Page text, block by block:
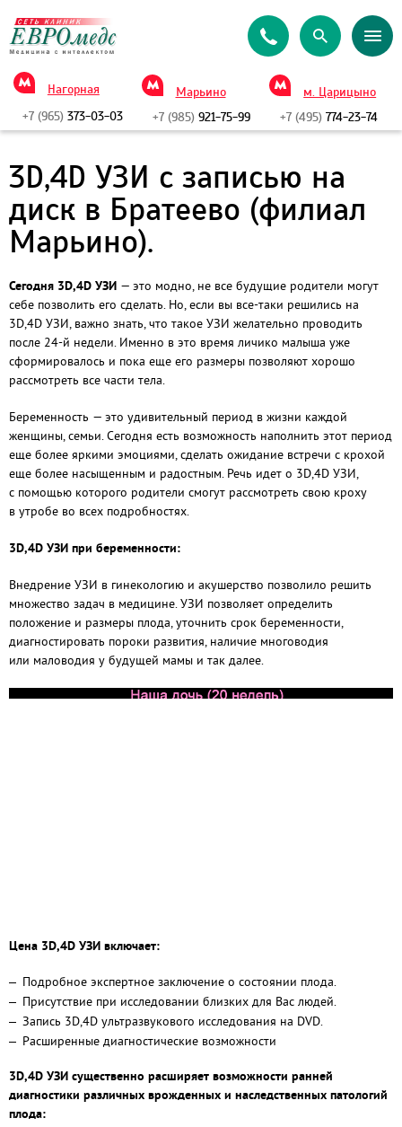
Нагорная
+7 (965) 373-03-03
Марьино
+7 (985)921-75-99
м. Царицыно
+7 (495) 774-23-74
3D,4D УЗИ с записью на
диск в Братеево (филиал
Марьино).
Сегодня 3D,4D УЗИ — это модно, не все будущие родители могут
себе позволить его сделать. Но, если вы все-таки решились на
3D,4D УЗИ, важно знать, что такое УЗИ желательно проводить
после 24-й недели. Именно в это время личико малыша уже
сформировалось и пока еще его размеры позволяют хорошо
рассмотреть все части тела.
Беременность — это удивительный период в жизни каждой
женщины, семьи. Сегодня есть возможность наполнить этот период
еще более яркими эмоциями, сделать ожидание встречи с крохой
еще более насыщенным и радостным. Речь идет о 3D,4D УЗИ,
с помощью которого родители смогут рассмотреть свою кроху
в утробе во всех подробностях.
3D,4D УЗИ при беременности:
Внедрение УЗИ в гинекологию и акушерство позволило решить
множество задач в медицине. УЗИ позволяет определить
положение и размеры плода, уточнить срок беременности,
диагностировать пороки развития, наличие многоводия
или маловодия у будущей мамы и так далее.
Цена 3D,4D УЗИ включает:
Подробное экспертное заключение о состоянии плода.
Присутствие при исследовании близких для Вас людей.
Запись 3D,4D ультразвукового исследования на DVD.
Расширенные диагностические возможности
3D,4D УЗИ существенно расширяет возможности ранней
диагностики различных врожденных и наследственных патологий
плода: